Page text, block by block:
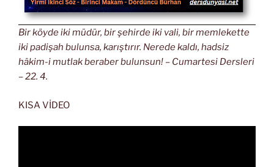
Bir köyde iki müdür, bir şehirde iki vali, bir memlekette
iki padişah bulunsa, karıştırır. Nerede kaldı, hadsiz
hâkim-i mutlak beraber bulunsun! – Cumartesi Dersleri
– 22. 4.
KISA VİDEO